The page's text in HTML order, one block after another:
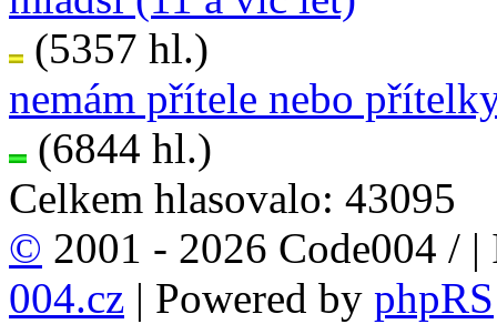
(5357 hl.)
nemám přítele nebo
(6844 hl.)
Celkem hlasovalo: 43095
© 2001 - 2026 Code004 / |
004.cz | Powered by phpRS